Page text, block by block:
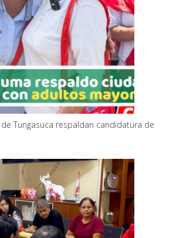
Tungasuca respaldan candidatura de